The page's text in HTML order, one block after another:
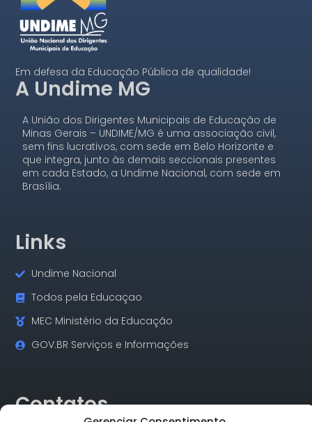
Em defesa da Educação Pública de qualidade!
A Undime MG
A União dos Dirigentes Municipais de Educação de
Minas Gerais – UNDIME/MG é uma associação civil,
sem fins lucrativos, com sede em Belo Horizonte e
que integra, junto às demais seccionais presentes
em cada Estado, a Undime Nacional, com sede em
Brasília.
Links
Undime Nacional
Todos pela Educaçao
MEC Ministério da Educação
GOV.BR Serviços e Informações
Contatos